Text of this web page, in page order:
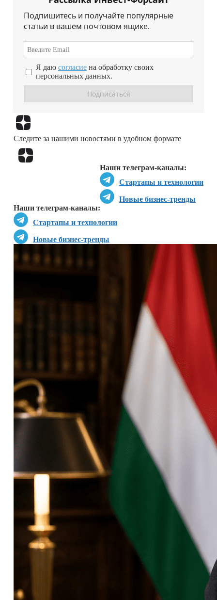
Подпишитесь и получайте популярные
статьи в вашем почтовом ящике.
Я даю согласие на обработку своих
персональных данных.
Следите за нашими новостями в удобном формате
Наши телеграм-каналы:
Стартапы и технологии
Новые бизнес-тренды
Наши телеграм-каналы:
Стартапы и технологии
Новые бизнес-тренды